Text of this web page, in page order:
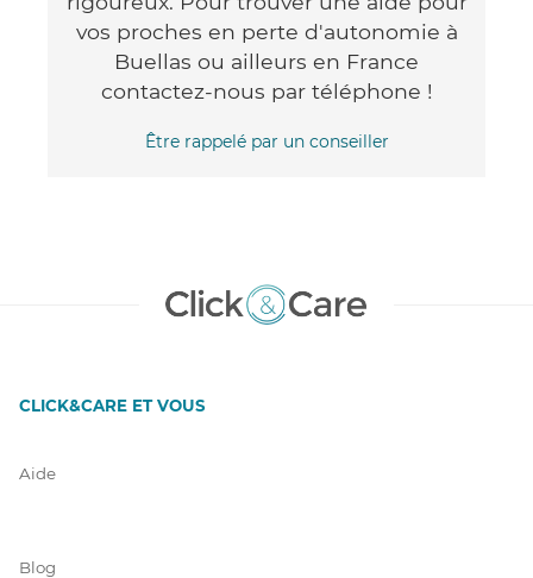
vos proches en perte d'autonomie à
Buellas ou ailleurs en France
contactez-nous par téléphone !
Être rappelé par un conseiller
CLICK&CARE ET VOUS
Aide
Blog